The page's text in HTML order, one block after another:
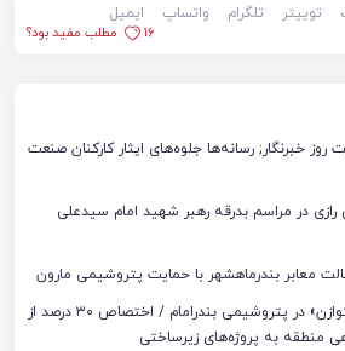
توییتر تلگرام واتساپ
ایمیل
16
مطلب مفید بود؟
روز خبرنگار; رسانه‌ها جلوه‌های ایثار کارکنان صنعت
در مراسم بدرقه رهبر شهید امام سیدعلی
معابر بندرماهشهر با حمایت پتروشیمی مارون
تحقق الگوی «توسعه متوازن» در پتروشیمی بندرامام / اختصاص ۳۰ درصد از
منطقه به پروژه‌های زیرساختی